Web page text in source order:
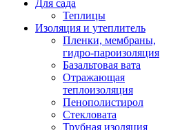
Для сада
Теплицы
Изоляция и утеплитель
Пленки, мембраны,
гидро-пароизоляция
Базальтовая вата
Отражающая
теплоизоляция
Пенополистирол
Стекловата
Трубная изоляция